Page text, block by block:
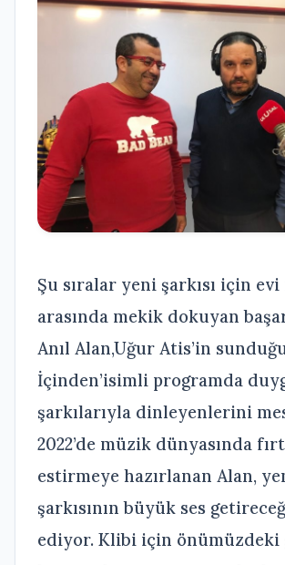
Şu sıralar yeni şarkısı için
arasında mekik dokuyan
Anıl Alan,Uğur Atis’in
İçinden’isimli programda
şarkılarıyla dinleyenlerini
2022’de müzik dünyasında
estirmeye hazırlanan Alan,
şarkısının büyük ses
ediyor. Klibi için önümüzdeki